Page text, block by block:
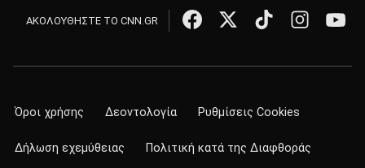
ΑΚΟΛΟΥΘΗΣΤΕ ΤΟ CNN.GR
Όροι χρήσης Δεοντολογία Ρυθμίσεις Cookies
Δήλωση εχεμύθειας Πολιτική κατά της Διαφθοράς